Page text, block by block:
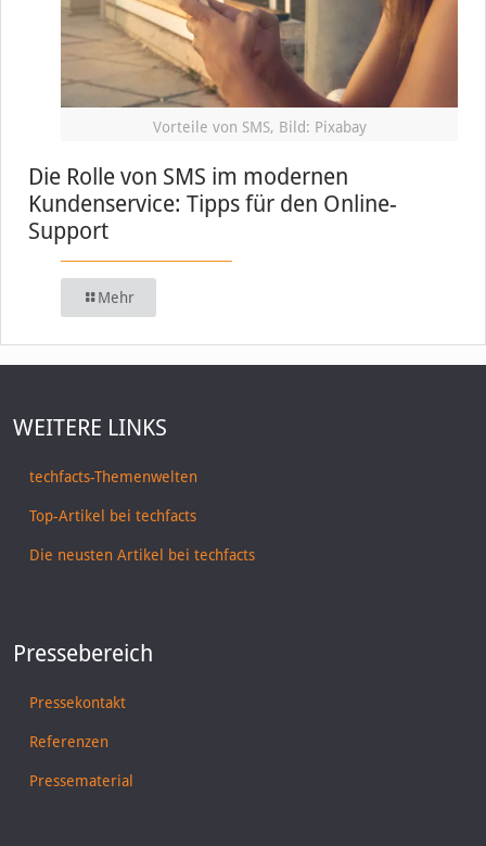
Vorteile von SMS, Bild: Pixabay
Die Rolle von SMS im modernen
Kundenservice: Tipps für den Online-
Support
Mehr
WEITERE LINKS
techfacts-Themenwelten
Top-Artikel bei techfacts
Die neusten Artikel bei techfacts
Pressebereich
Pressekontakt
Referenzen
Pressematerial